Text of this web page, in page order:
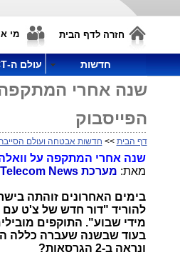
חזרה לדף הבית מי
חדשות עולם ה-ICT ותקשורת
שנה אחרי המתקפה
הפייסבוק
דף הבית >> חדשות אבטחה ועולם הסייבר
שנה אחרי המתקפה על
מאת: מערכתTelecom News
בימים האחרונים זוהתה
להוריד "דור חדש של צ'ט
מידי שבוע". התוקפים
בעוד שבשנה שעברה כללה
ונראה ב-2 הגרסאות?